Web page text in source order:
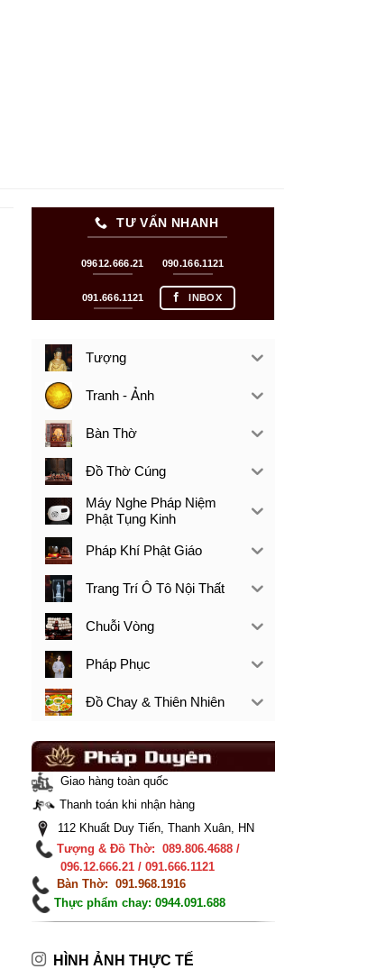
TƯ VẤN NHANH
09612.666.21 090.166.1121
091.666.1121 INBOX
Tượng
Tranh - Ảnh
Bàn Thờ
Đồ Thờ Cúng
Máy Nghe Pháp Niệm
Phật Tụng Kinh
Pháp Khí Phật Giáo
Trang Trí Ô Tô Nội Thất
Chuỗi Vòng
Pháp Phục
Đồ Chay & Thiên Nhiên
Giao hàng toàn quốc
Thanh toán khi nhận hàng
112 Khuất Duy Tiến, Thanh Xuân, HN
Tượng & Đồ Thờ: 089.806.4688 /
096.12.666.21 / 091.666.1121
Bàn Thờ: 091.968.1916
Thực phẩm chay: 0944.091.688
HÌNH ẢNH THỰC TẾ